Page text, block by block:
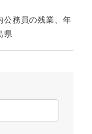
公務員の残業、年
県